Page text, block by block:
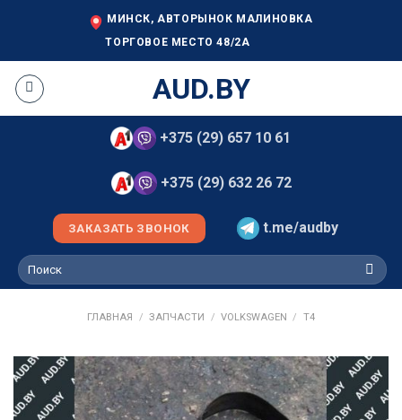
МИНСК, АВТОРЫНОК МАЛИНОВКА
ТОРГОВОЕ МЕСТО 48/2А
AUD.BY
+375 (29) 657 10 61
+375 (29) 632 26 72
ЗАКАЗАТЬ ЗВОНОК t.me/audby
Искать:
ГЛАВНАЯ / ЗАПЧАСТИ / VOLKSWAGEN / T4